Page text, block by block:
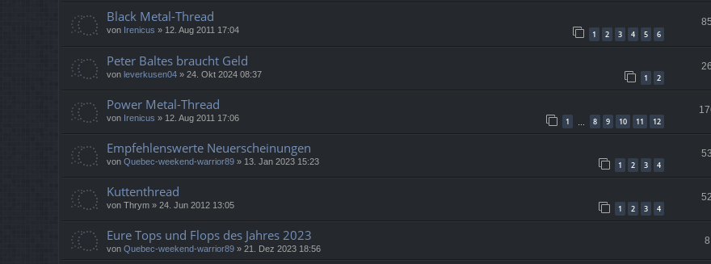
Black Metal-Thread
von Irenicus » 12. Aug 2011 17:04 1 2 3 4 5 6
85
Peter Baltes braucht Geld
von leverkusen04 » 24. Okt 2024 08:37 1 2
26
Power Metal-Thread
von Irenicus » 12. Aug 2011 17:06 1 8 9 10 11 12
Empfehlenswerte Neuerscheinungen
von Quebec-weekend-warrior89 » 13. Jan 2023 15:23 1 2 3 4
53
Kuttenthread
von Thrym » 24. Jun 2012 13:05 1 2 3 4
52
Eure Tops und Flops des Jahres 2023
von Quebec-weekend-warrior89 » 21. Dez 2023 18:56
8